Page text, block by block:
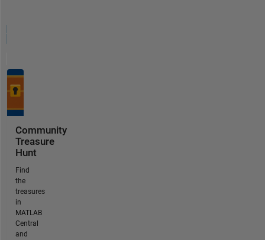
Community
Treasure
Hunt
Find
the
treasures
in
MATLAB
Central
and